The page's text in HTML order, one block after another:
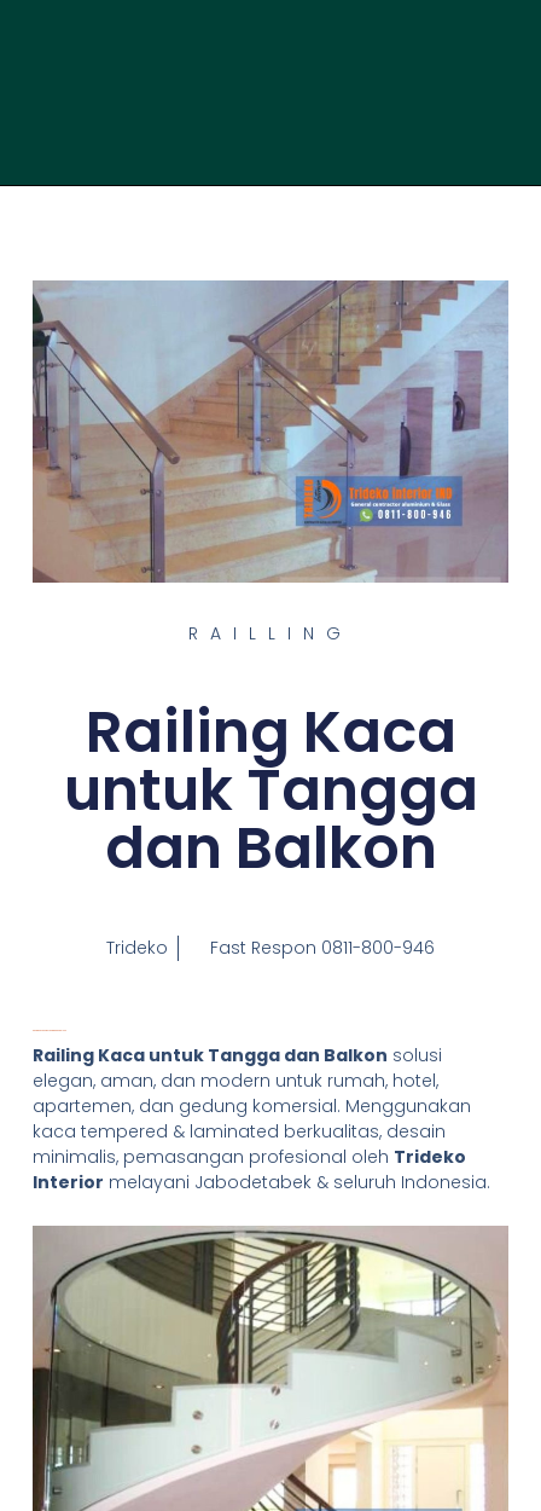
RAILLING
Railing Kaca
untuk Tangga
dan Balkon
Trideko Fast Respon 0811-800-946
Railing Kaca untuk Tangga dan Balkon solusi
elegan, aman, dan modern untuk rumah, hotel,
apartemen, dan gedung komersial. Menggunakan
kaca tempered & laminated berkualitas, desain
minimalis, pemasangan profesional oleh Trideko
Interior melayani Jabodetabek & seluruh Indonesia.